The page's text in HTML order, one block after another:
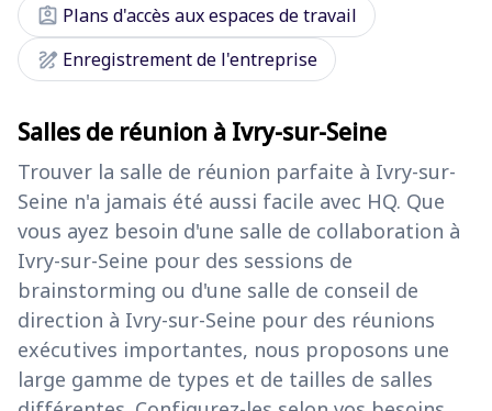
assignment_ind Plans d'accès aux espaces de travail
draw Enregistrement de l'entreprise
Salles de réunion à Ivry-sur-Seine
Trouver la salle de réunion parfaite à Ivry-sur-
Seine n'a jamais été aussi facile avec HQ. Que
vous ayez besoin d'une salle de collaboration à
Ivry-sur-Seine pour des sessions de
brainstorming ou d'une salle de conseil de
direction à Ivry-sur-Seine pour des réunions
exécutives importantes, nous proposons une
large gamme de types et de tailles de salles